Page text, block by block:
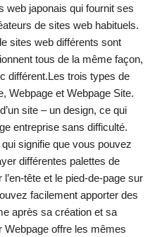
web japonais qui fournit ses
de sites web habituels.
sites web différents sont
tous de la même façon,
différent.Les trois types de
Webpage et Webpage Site.
site – un design, ce qui
entreprise sans difficulté.
signifie que vous pouvez
différentes palettes de
tête et le pied-de-page sur
facilement apporter des
après sa création et sa
Webpage offre les mêmes